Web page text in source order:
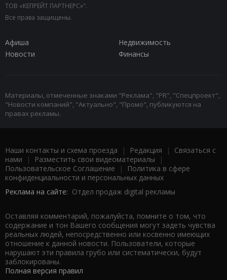
ТОВ «КЕПРЕЙТ ПАРТНЕРС»".
Все права защищены.
Афиша
Недвижимость
Новости
Финансы
Материалы, отмеченные знаками "Реклама", "PR", "Спецпроект",
"Новости компаний", "Актуально", "Промо", публикуются на
правах рекламы.
Наши контакты и схема проезда | Редакция | Связаться с
нами | Разместить свои видеоматериалы |
Пользовательское Соглашение |
Политика в сфере
конфиденциальности и персональных данных
Реклама на сайте: Отдел продаж digital рекламы
Оставляя комментарий, пожалуйста, помните о том, что
содержание и тон Вашего сообщения могут задеть чувства
реальных людей, непосредственно или косвенно имеющих
отношение к данной новости. Пользователи, которые
нарушают эти правила грубо или систематически, будут
заблокированы.
Полная версия правил